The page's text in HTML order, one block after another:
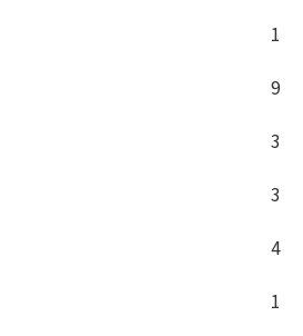
1
9
3
3
4
1